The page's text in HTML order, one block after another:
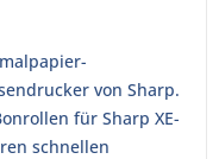
von Sharp.
für Sharp XE-
schnellen